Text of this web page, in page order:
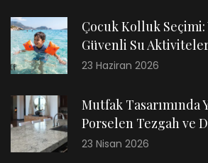
Çocuk Kolluk Seçimi:
Güvenli Su
23 Haziran 2026
Mutfak Tasarımında
Porselen Tezgah ve
23 Nisan 2026